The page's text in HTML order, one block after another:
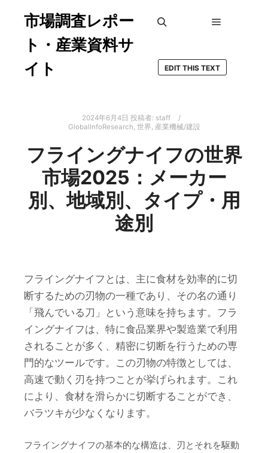
市場調査レポー
ト・産業資料サ
イト
EDIT THIS TEXT
2024年6月4日 投稿者: staff
GlobalInfoResearch, 世界, 産業機械/建設
フライングナイフの世界
市場2025：メーカー
別、地域別、タイプ・用
途別
フライングナイフとは、主に食材を効率的に切
断するための刃物の一種であり、その名の通り
「飛んでいる刀」という意味を持ちます。フラ
イングナイフは、特に食品業界や製造業で利用
されることが多く、精密に切断を行うための専
門的なツールです。この刃物の特徴としては、
高速で動く刃を持つことが挙げられます。これ
により、食材を滑らかに切断することができ、
バラツキが少なくなります。
フライングナイフの基本的な構造は、刃とそれを駆動